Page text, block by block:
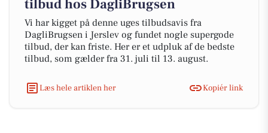
tilbud hos DagliBrugsen
Vi har kigget på denne uges tilbudsavis fra
DagliBrugsen i Jerslev og fundet nogle supergode
tilbud, der kan friste. Her er et udpluk af de bedste
tilbud, som gælder fra 31. juli til 13. august.
Læs hele artiklen her Kopiér link